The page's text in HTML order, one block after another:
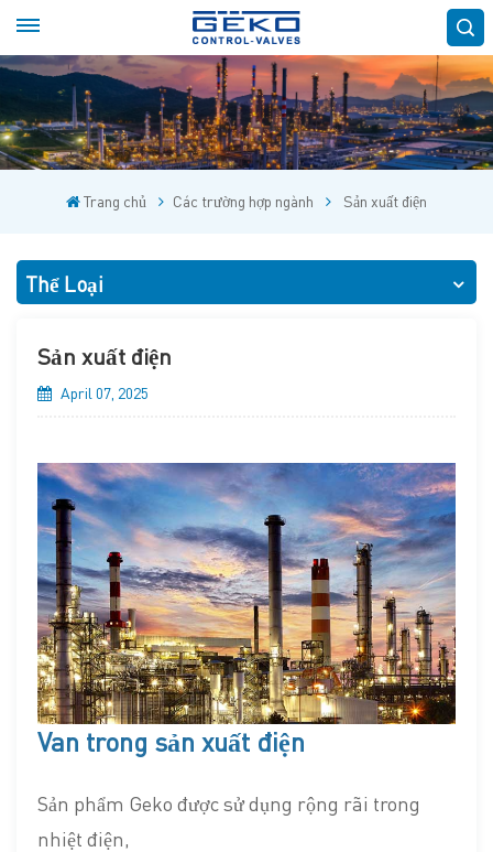
Trang chủ Các trường hợp ngành Sản xuất điện
Thể Loại
Sản xuất điện
April 07, 2025
Van trong sản xuất điện
Sản phẩm Geko được sử dụng rộng rãi trong
nhiệt điện,